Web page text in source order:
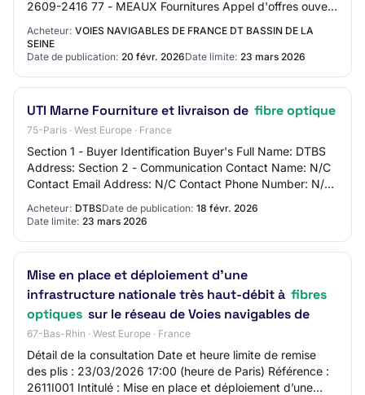
2609-2416 77 - MEAUX Fournitures Appel d'offres ouvert
Acheteur: VOIES NAVIGABLES DE FRANCE DT BASSIN DE LA
SEINE
Date de publication: 20 févr. 2026Date limite: 23 mars 2026
UTI Marne Fourniture et livraison de fibre optique
75-Paris · West Europe · France
Section 1 - Buyer Identification Buyer's Full Name: DTBS
Address: Section 2 - Communication Contact Name: N/C
Contact Email Address: N/C Contact Phone Number: N/C
Acheteur: DTBSDate de publication: 18 févr. 2026
Date limite: 23 mars 2026
Mise en place et déploiement d’une
infrastructure nationale très haut-débit à fibres
optiques sur le réseau de Voies navigables de
67-Bas-Rhin · West Europe · France
Détail de la consultation Date et heure limite de remise
des plis : 23/03/2026 17:00 (heure de Paris) Référence :
2611I001 Intitulé : Mise en place et déploiement d’une